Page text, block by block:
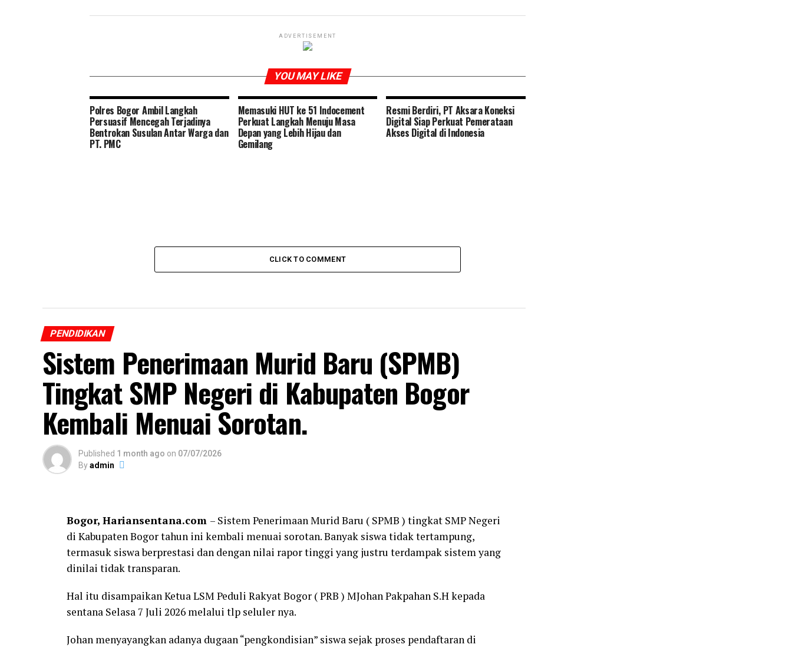
ADVERTISEMENT
YOU MAY LIKE
Polres Bogor Ambil Langkah
Persuasif Mencegah Terjadinya
Bentrokan Susulan Antar Warga dan
PT. PMC
Memasuki HUT ke 51 Indocement
Perkuat Langkah Menuju Masa
Depan yang Lebih Hijau dan
Gemilang
Resmi Berdiri, PT Aksara Koneksi
Digital Siap Perkuat Pemerataan
Akses Digital di Indonesia
CLICK TO COMMENT
PENDIDIKAN
Sistem Penerimaan Murid Baru (SPMB)
Tingkat SMP Negeri di Kabupaten Bogor
Kembali Menuai Sorotan.
Published 1 month ago on 07/07/2026
Byadmin
Bogor, Hariansentana.com – Sistem Penerimaan Murid Baru ( SPMB ) tingkat SMP Negeri
di Kabupaten Bogor tahun ini kembali menuai sorotan. Banyak siswa tidak tertampung,
termasuk siswa berprestasi dan dengan nilai rapor tinggi yang justru terdampak sistem yang
dinilai tidak transparan.
Hal itu disampaikan Ketua LSM Peduli Rakyat Bogor ( PRB ) MJohan Pakpahan S.H kepada
sentana Selasa 7 Juli 2026 melalui tlp seluler nya.
Johan menyayangkan adanya dugaan “pengkondisian” siswa sejak proses pendaftaran di